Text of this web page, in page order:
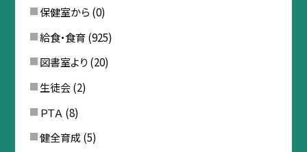
保健室から (0)
給食・食育(925)
図書室より (20)
生徒会(2)
ＰＴＡ (8)
健全育成 (5)